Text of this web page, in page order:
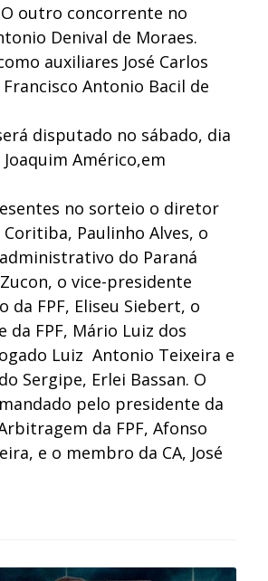
O outro concorrente no
Denival de Moraes.
auxiliares José Carlos
Francisco Antonio Bacil de
disputado no sábado, dia
Joaquim Américo,em
no sorteio o diretor
Paulinho Alves, o
do Paraná
o vice-presidente
da FPF, Eliseu Siebert, o
da FPF, Mário Luiz dos
Luiz Antonio Teixeira e
Sergipe, Erlei Bassan. O
pelo presidente da
da FPF, Afonso
e o membro da CA, José